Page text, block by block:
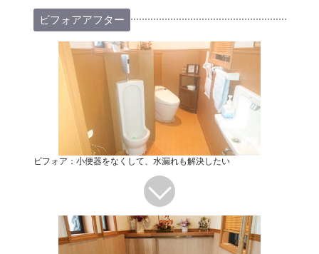
ビフォアアフター
ビフォア：小便器をなくして、水漏れも解決したい